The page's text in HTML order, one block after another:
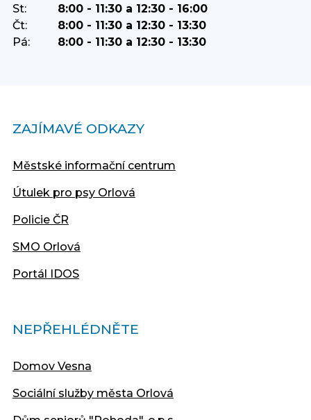
St:
8:00 - 11:30 a 12:30 - 16:00
Čt:
8:00 - 11:30 a 12:30 - 13:30
Pá:
8:00 - 11:30 a 12:30 - 13:30
ZAJÍMAVÉ ODKAZY
Městské informační centrum
Útulek pro psy Orlová
Policie ČR
SMO Orlová
Portál IDOS
NEPŘEHLÉDNĚTE
Domov Vesna
Sociální služby města Orlová